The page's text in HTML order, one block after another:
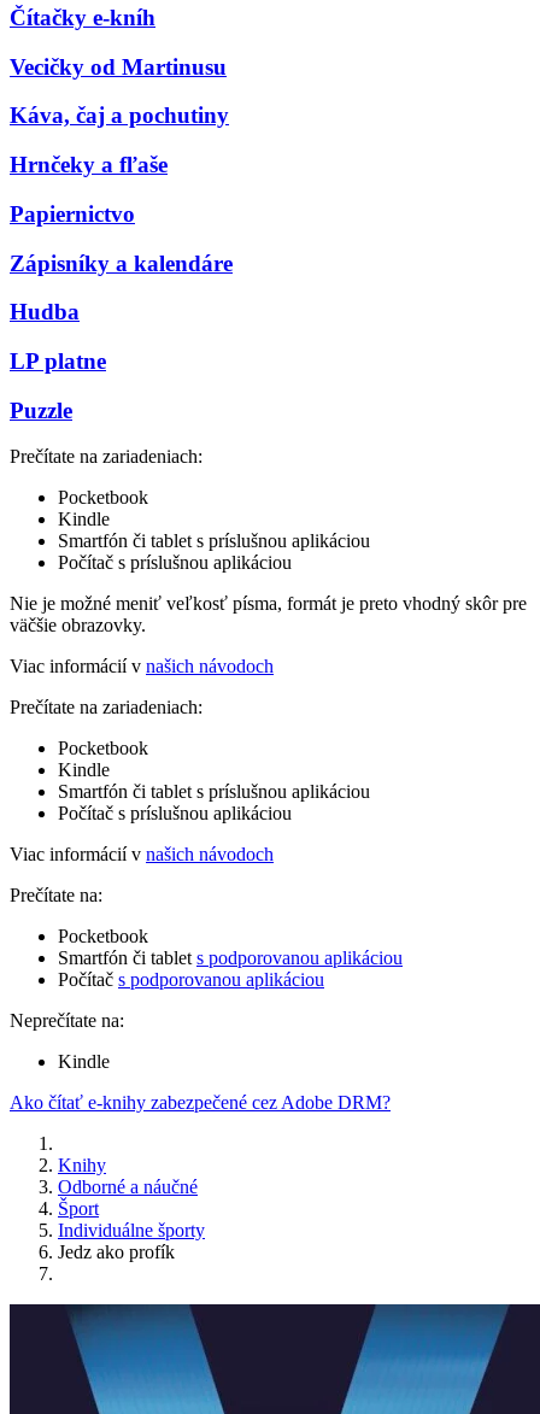
Čítačky e-kníh
Vecičky od Martinusu
Káva, čaj a pochutiny
Hrnčeky a fľaše
Papiernictvo
Zápisníky a kalendáre
Hudba
LP platne
Puzzle
Prečítate na zariadeniach:
Pocketbook
Kindle
Smartfón či tablet s príslušnou aplikáciou
Počítač s príslušnou aplikáciou
Nie je možné meniť veľkosť písma, formát je preto vhodný skôr pre
väčšie obrazovky.
Viac informácií v našich návodoch
Prečítate na zariadeniach:
Pocketbook
Kindle
Smartfón či tablet s príslušnou aplikáciou
Počítač s príslušnou aplikáciou
Viac informácií v našich návodoch
Prečítate na:
Pocketbook
Smartfón či tablet s podporovanou aplikáciou
Počítač s podporovanou aplikáciou
Neprečítate na:
Kindle
Ako čítať e-knihy zabezpečené cez Adobe DRM?
Knihy
Odborné a náučné
Šport
Individuálne športy
Jedz ako profík